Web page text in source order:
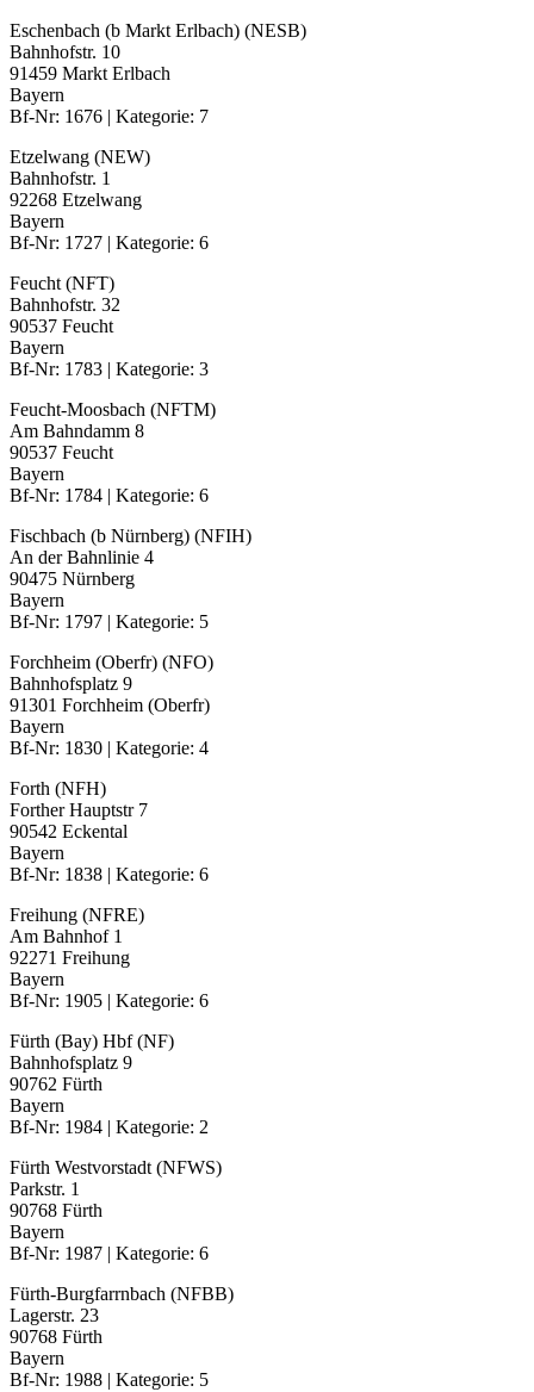
Eschenbach (b Markt Erlbach) (NESB)
Bahnhofstr. 10
91459 Markt Erlbach
Bayern
Bf-Nr: 1676 | Kategorie: 7
Etzelwang (NEW)
Bahnhofstr. 1
92268 Etzelwang
Bayern
Bf-Nr: 1727 | Kategorie: 6
Feucht (NFT)
Bahnhofstr. 32
90537 Feucht
Bayern
Bf-Nr: 1783 | Kategorie: 3
Feucht-Moosbach (NFTM)
Am Bahndamm 8
90537 Feucht
Bayern
Bf-Nr: 1784 | Kategorie: 6
Fischbach (b Nürnberg) (NFIH)
An der Bahnlinie 4
90475 Nürnberg
Bayern
Bf-Nr: 1797 | Kategorie: 5
Forchheim (Oberfr) (NFO)
Bahnhofsplatz 9
91301 Forchheim (Oberfr)
Bayern
Bf-Nr: 1830 | Kategorie: 4
Forth (NFH)
Forther Hauptstr 7
90542 Eckental
Bayern
Bf-Nr: 1838 | Kategorie: 6
Freihung (NFRE)
Am Bahnhof 1
92271 Freihung
Bayern
Bf-Nr: 1905 | Kategorie: 6
Fürth (Bay) Hbf (NF)
Bahnhofsplatz 9
90762 Fürth
Bayern
Bf-Nr: 1984 | Kategorie: 2
Fürth Westvorstadt (NFWS)
Parkstr. 1
90768 Fürth
Bayern
Bf-Nr: 1987 | Kategorie: 6
Fürth-Burgfarrnbach (NFBB)
Lagerstr. 23
90768 Fürth
Bayern
Bf-Nr: 1988 | Kategorie: 5